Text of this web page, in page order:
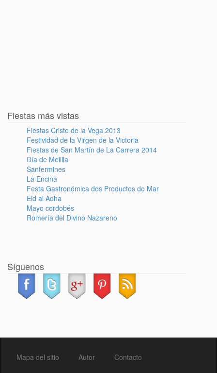
Fiestas más vistas
Fiestas Cristo de la Vega 2013
Festividad de la Virgen de la Victoria
Fiestas de San Martín de La Carrera 2014
Día de Melilla
Sanfermines
La Encina
Festa Gastronómica dos Productos do Mar
Eid al Adha
Mayo cordobés
Romería del Divino Nazareno
Síguenos
Mapa del sitio Autor Contacto